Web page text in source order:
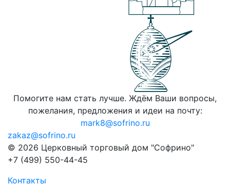
Помогите нам стать лучше. Ждём Ваши вопросы,
пожелания, предложения и идеи на почту:
mark8@sofrino.ru
zakaz@sofrino.ru
© 2026 Церковный торговый дом "Софрино"
+7 (499) 550-44-45
Контакты